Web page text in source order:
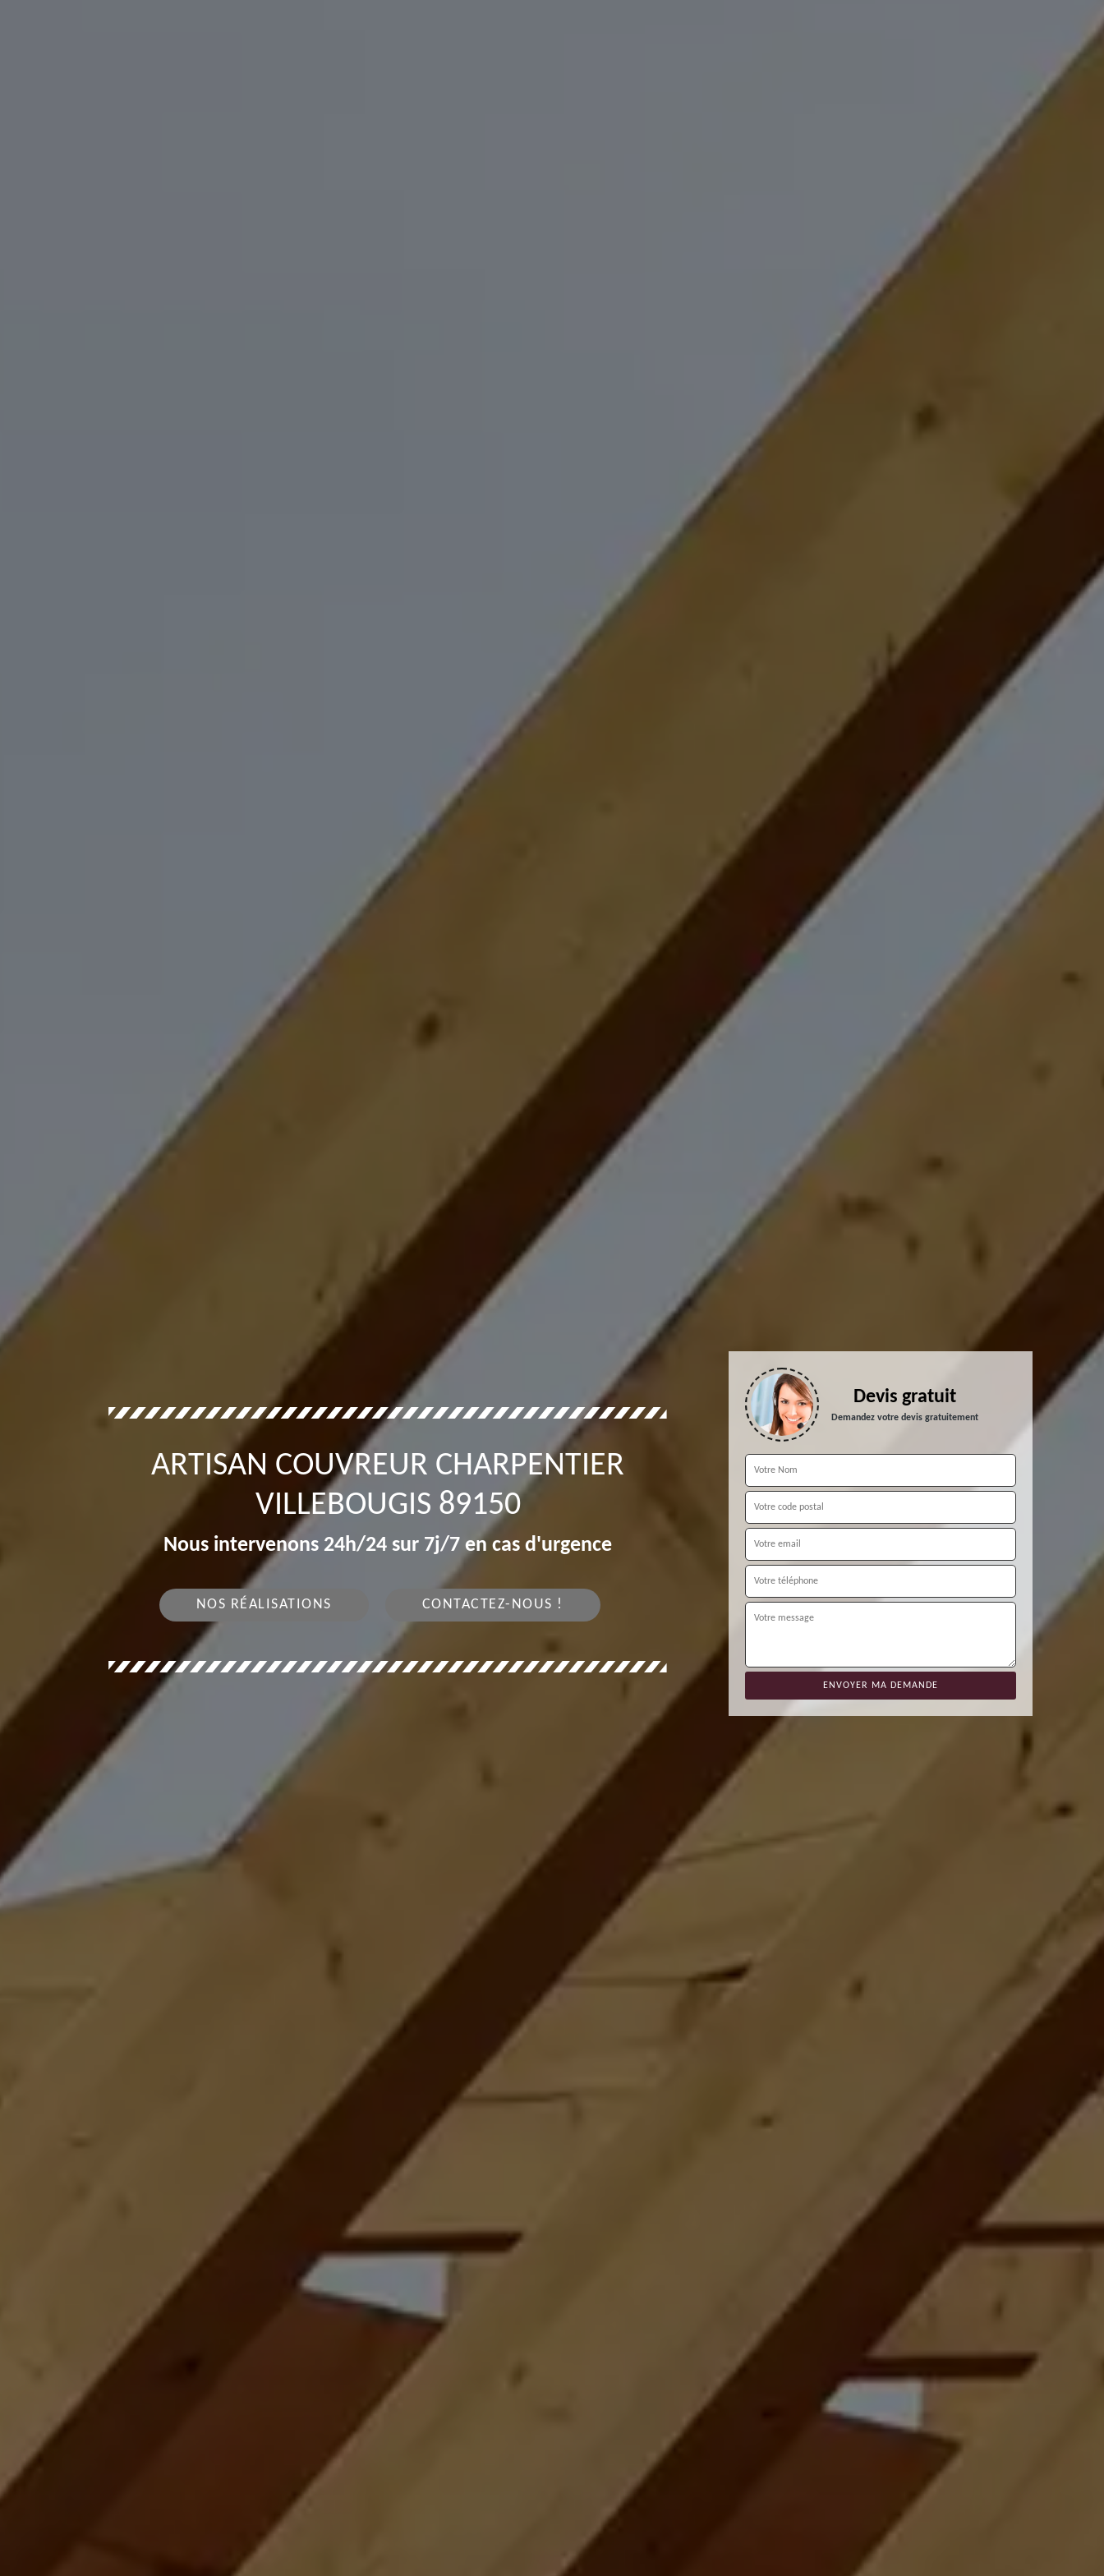
ARTISAN COUVREUR CHARPENTIER
VILLEBOUGIS 89150
Nous intervenons 24h/24 sur 7j/7 en cas d'urgence
NOS RÉALISATIONS CONTACTEZ-NOUS !
Devis gratuit
Demandez votre devis gratuitement